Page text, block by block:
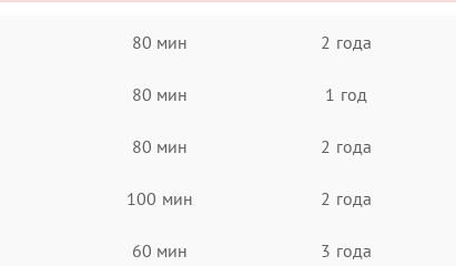
80 мин 2 года
80 мин 1 год
80 мин 2 года
100 мин 2 года
60 мин 3 года